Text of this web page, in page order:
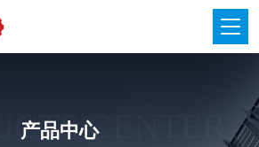
CENTER
产品中心